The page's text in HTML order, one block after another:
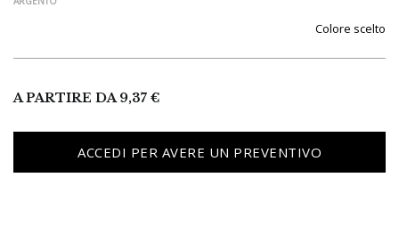
Colore
A PARTIRE DA9,37 €
ACCEDI PER AVERE UN PREVENTIVO